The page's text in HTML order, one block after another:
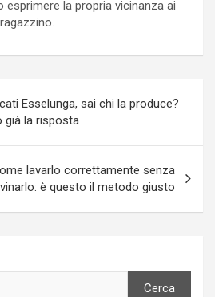
esprimere la propria vicinanza ai
Esselunga, sai chi la produce?
già la risposta
lavarlo correttamente senza
è questo il metodo giusto
Cerca